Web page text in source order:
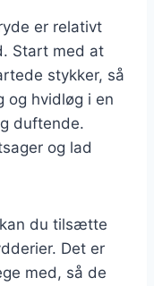
er relativt
Start med at
stykker, så
og hvidløg i en
duftende.
og lad
du tilsætte
Det er
med, så de